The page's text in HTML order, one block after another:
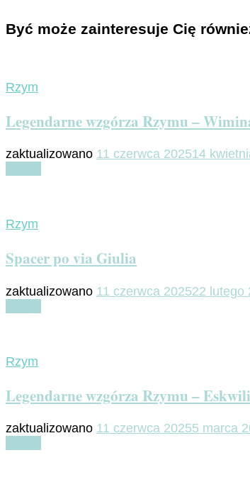
Być może zainteresuje Cię
Rzym
Legendarne wzgórza Rzymu –
zaktualizowano 11 czerwca 202514
Rzym
Spacer po via Giulia
zaktualizowano 11 czerwca 202522 lutego
Rzym
Legendarne wzgórza Rzymu –
zaktualizowano 11 czerwca 20255 marca